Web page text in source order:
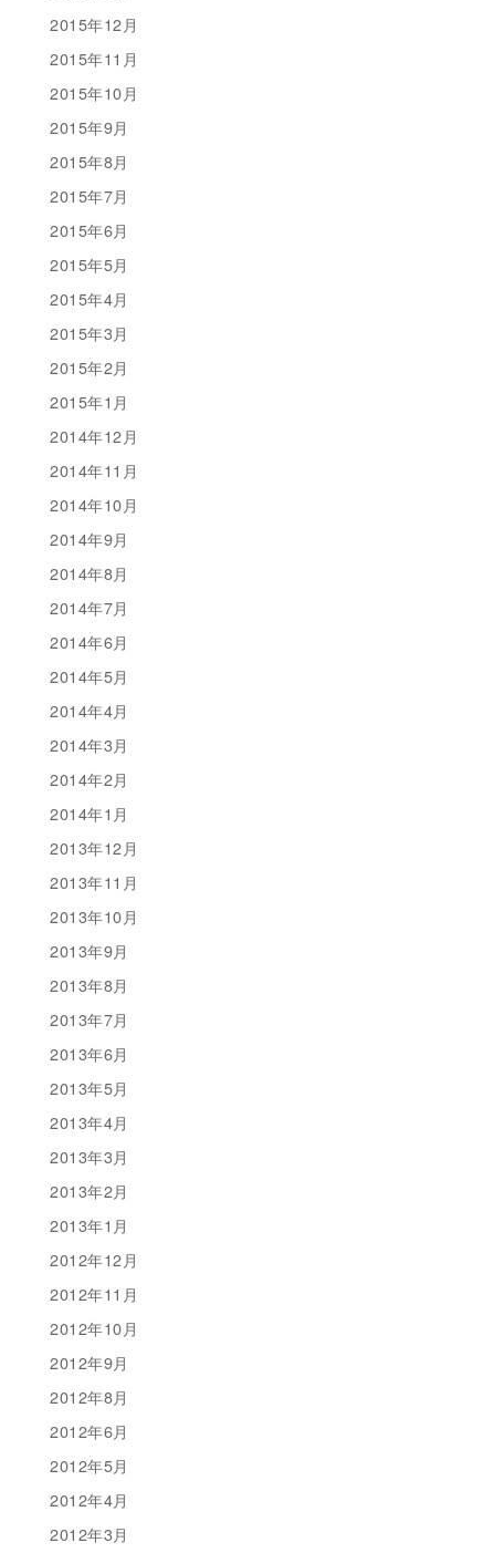
2015年12月
2015年11月
2015年10月
2015年9月
2015年8月
2015年7月
2015年6月
2015年5月
2015年4月
2015年3月
2015年2月
2015年1月
2014年12月
2014年11月
2014年10月
2014年9月
2014年8月
2014年7月
2014年6月
2014年5月
2014年4月
2014年3月
2014年2月
2014年1月
2013年12月
2013年11月
2013年10月
2013年9月
2013年8月
2013年7月
2013年6月
2013年5月
2013年4月
2013年3月
2013年2月
2013年1月
2012年12月
2012年11月
2012年10月
2012年9月
2012年8月
2012年6月
2012年5月
2012年4月
2012年3月